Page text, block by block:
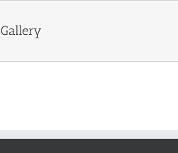
Gallery